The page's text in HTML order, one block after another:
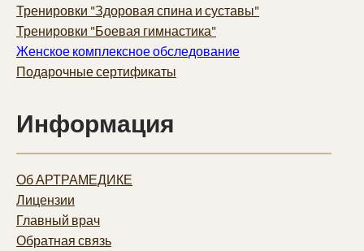
Тренировки "Здоровая спина и суставы"
Тренировки "Боевая гимнастика"
Женское комплексное обследование
Подарочные сертификаты
Информация
Об АРТРАМЕДИКЕ
Лицензии
Главный врач
Обратная связь